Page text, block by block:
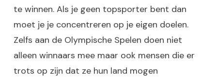
te winnen. Als je geen topsporter bent dan
moet je je concentreren op je eigen doelen.
Zelfs aan de Olympische Spelen doen niet
alleen winnaars mee maar ook mensen die er
trots op zijn dat ze hun land mogen